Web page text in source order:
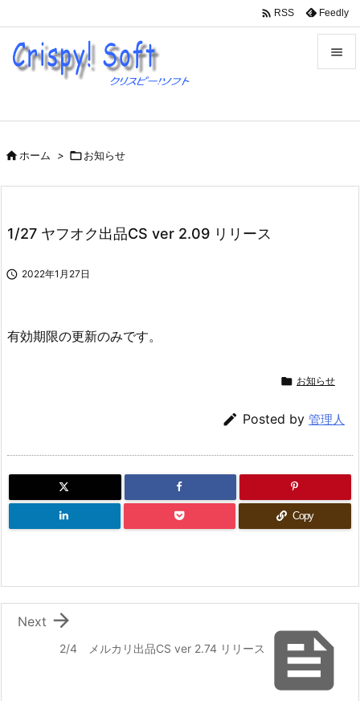


前へ
 RSS Feedly
ホーム > お知らせ
1/27 ヤフオク出品CS ver 2.09 リリース
 2022年1月27日
有効期限の更新のみです。
 お知らせ
 Posted by 管理人
Copy

2/4 メルカリ出品CS ver 2.74 リリース

Next